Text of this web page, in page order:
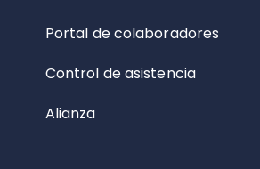
Portal de colaboradores
Control de asistencia
Alianza